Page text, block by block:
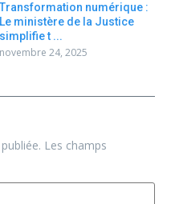
Transformation numérique :
Le ministère de la Justice
simplifie t ...
novembre 24, 2025
Les champs